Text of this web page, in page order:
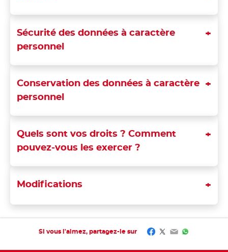
Sécurité des données à caractère
personnel
Conservation des données à caractère
personnel
Quels sont vos droits ? Comment
pouvez-vous les exercer ?
Modifications
Si vous l'aimez, partagez-le sur Facebook
Twitter
EmailWhatsApp